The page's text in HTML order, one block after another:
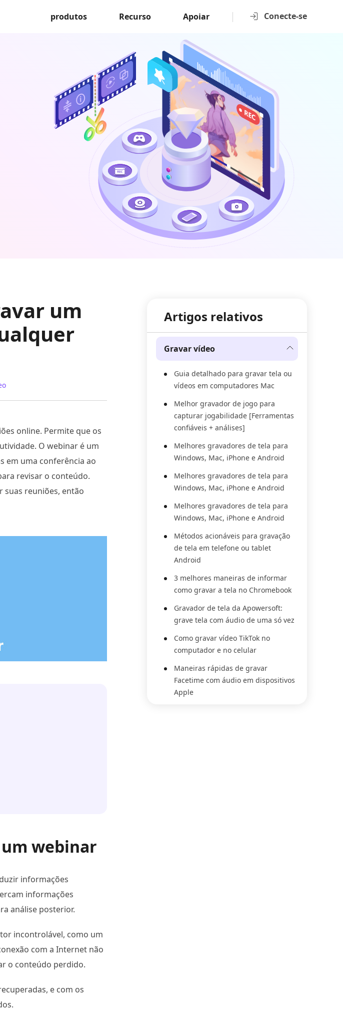
Conecte-se
produtos Recurso Apoiar
um
online. Permite que os
O webinar é um
em uma conferência ao
revisar o conteúdo.
suas reuniões, então
webinar
informações
informações
análise posterior.
incontrolável, como um
com a Internet não
o conteúdo perdido.
e com os
Artigos relativos
Gravar vídeo
Guia detalhado para gravar tela ou
vídeos em computadores Mac
Melhor gravador de jogo para
capturar jogabilidade [Ferramentas
confiáveis + análises]
Melhores gravadores de tela para
Windows, Mac, iPhone e Android
Melhores gravadores de tela para
Windows, Mac, iPhone e Android
Melhores gravadores de tela para
Windows, Mac, iPhone e Android
Métodos acionáveis para gravação
de tela em telefone ou tablet
Android
3 melhores maneiras de informar
como gravar a tela no Chromebook
Gravador de tela da Apowersoft:
grave tela com áudio de uma só vez
Como gravar vídeo TikTok no
computador e no celular
Maneiras rápidas de gravar
Facetime com áudio em dispositivos
Apple